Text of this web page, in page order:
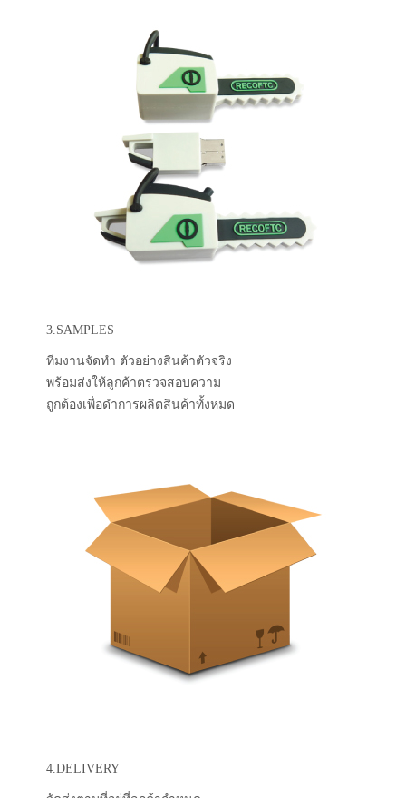
3.SAMPLES
ทีมงานจัดทำ ตัวอย่างสินค้าตัวจริง
พร้อมส่งให้ลูกค้าตรวจสอบความ
ถูกต้องเพื่อดำการผลิตสินค้าทั้งหมด
4.DELIVERY